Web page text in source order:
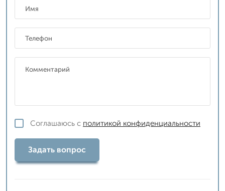
Соглашаюсь с политикой конфиденциальности
Задать вопрос